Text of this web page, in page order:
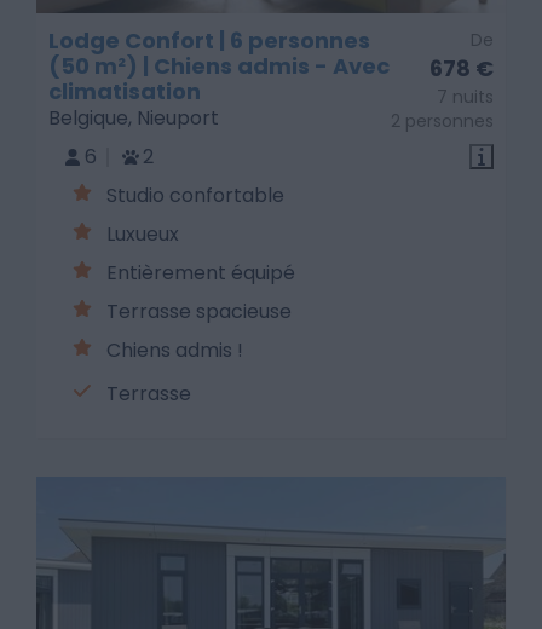
De
678 €
7 nuits
2 personnes
Lodge Confort | 6 personnes
(50 m²) | Chiens admis - Avec
climatisation
Belgique, Nieuport
6
2
Studio confortable
Luxueux
Entièrement équipé
Terrasse spacieuse
Chiens admis !
Terrasse